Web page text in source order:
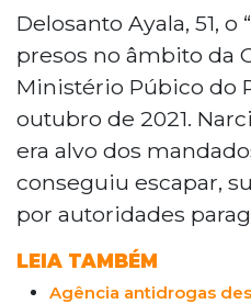
Delosanto Ayala, 51, o
presos no âmbito da
Ministério Púbico do
outubro de 2021.
era alvo dos
conseguiu escapar,
por autoridades
LEIA TAMBÉM
Agência antidrogas